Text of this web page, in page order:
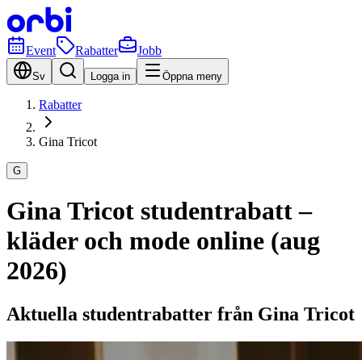
Event Rabatter Jobb
Sv Logga in Öppna meny
Rabatter
Gina Tricot
G
Gina Tricot studentrabatt –
kläder och mode online (aug
2026)
Aktuella studentrabatter från Gina Tricot